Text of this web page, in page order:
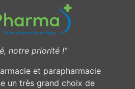
notre priorité !”
et parapharmacie
un très grand choix de